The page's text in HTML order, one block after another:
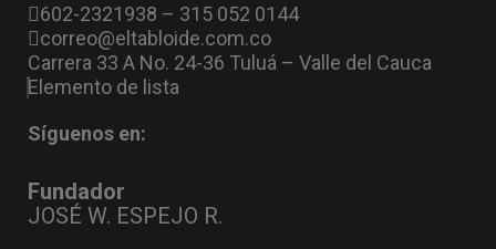
602-2321938 – 315 052 0144
correo@eltabloide.com.co
Carrera 33 A No. 24-36 Tuluá – Valle del Cauca
Elemento de lista
Síguenos en:
Fundador
JOSÉ W. ESPEJO R.